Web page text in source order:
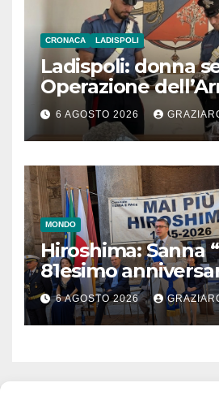
CRONACA LADISPOLI
Ladispoli: donna
Operazione
6 AGOSTO 2026
MONDO
Hiroshima: Sanna
81esimo
monito per tutti”
6 AGOSTO 2026